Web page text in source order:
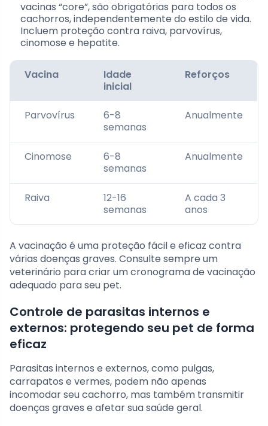
vacinas “core”, são obrigatórias para todos os
cachorros, independentemente do estilo de vida.
Incluem proteção contra raiva, parvovírus,
cinomose e hepatite.
Vacina
Idade
inicial
Reforços
Parvovírus
6-8
semanas
Anualmente
Cinomose
6-8
semanas
Anualmente
Raiva
12-16
semanas
A cada 3
anos
A vacinação é uma proteção fácil e eficaz contra
várias doenças graves. Consulte sempre um
veterinário para criar um cronograma de vacinação
adequado para seu pet.
Controle de parasitas internos e
externos: protegendo seu pet de forma
eficaz
Parasitas internos e externos, como pulgas,
carrapatos e vermes, podem não apenas
incomodar seu cachorro, mas também transmitir
doenças graves e afetar sua saúde geral.